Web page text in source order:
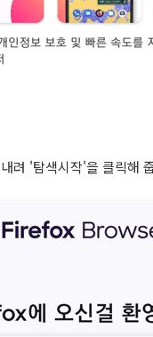
려 '탐색시작'을 클릭해